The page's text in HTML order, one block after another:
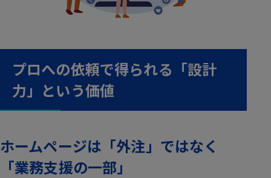
プロへの依頼で得られる「設計
力」という価値
ホームページは「外注」ではなく
「業務支援の一部」